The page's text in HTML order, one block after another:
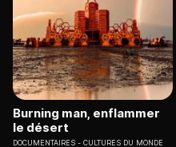
Burning man, enflammer
le désert
DOCUMENTAIRES CULTURES DU MONDE